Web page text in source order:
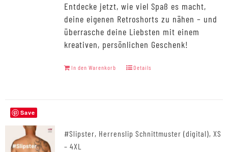
Entdecke jetzt, wie viel Spaß es macht,
deine eigenen Retroshorts zu nähen – und
überrasche deine Liebsten mit einem
kreativen, persönlichen Geschenk!
In den Warenkorb Details
Save
#Slipster, Herrenslip Schnittmuster (digital), XS
– 4XL